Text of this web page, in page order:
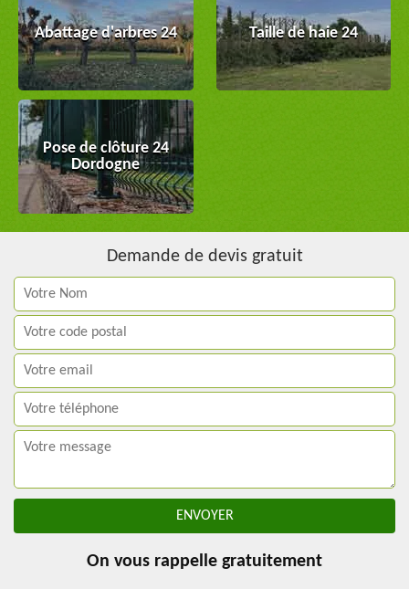
Abattage d'arbres 24 Taille de haie 24
Pose de clôture 24
Dordogne
Demande de devis gratuit
On vous rappelle gratuitement